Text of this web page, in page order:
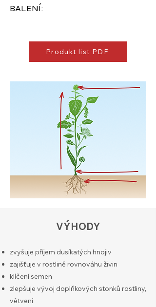
BALENÍ:
Produkt list PDF
​VÝHODY
zvyšuje příjem dusíkatých hnojiv
zajišťuje v rostlině rovnováhu živin
klíčení semen
zlepšuje vývoj doplňkových stonků rostliny,
větvení